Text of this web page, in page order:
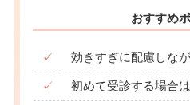
おすすめ
✓ 効きすぎに配慮しな
✓ 初めて受診する場合